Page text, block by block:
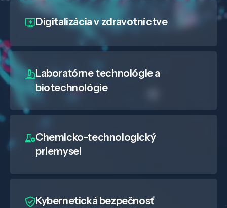
Digitalizáciav zdravotníctve
Laboratórne technológie a
biotechnológie
Chemicko-technologický
priemysel
Kybernetická bezpečnosť